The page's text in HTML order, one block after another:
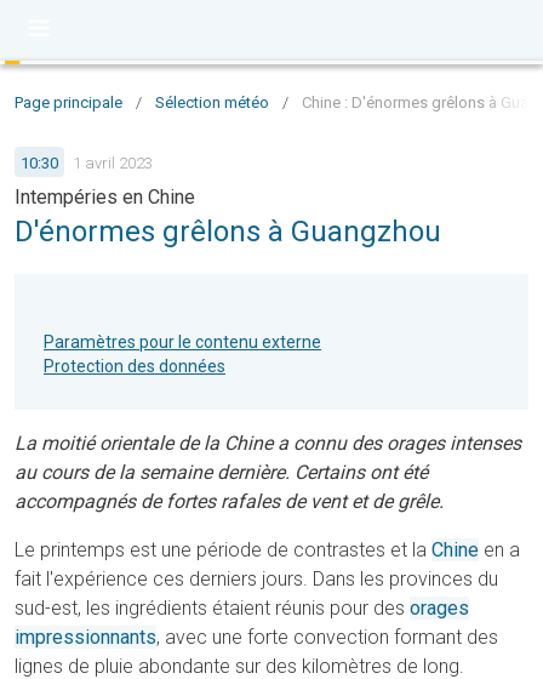
Page principale / Sélection météo / Chine : D'énormes grêlons à
10:30 1 avril 2023
Intempéries en Chine
D'énormes grêlons à Guangzhou
Paramètres pour le contenu externe
Protection des données
La moitié orientale de la Chine a connu des orages intenses
au cours de la semaine dernière. Certains ont été
accompagnés de fortes rafales de vent et de grêle.
Le printemps est une période de contrastes et la Chine en a
fait l'expérience ces derniers jours. Dans les provinces du
sud-est, les ingrédients étaient réunis pour des orages
impressionnants, avec une forte convection formant des
lignes de pluie abondante sur des kilomètres de long.